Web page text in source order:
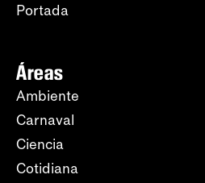
Portada
Áreas
Ambiente
Carnaval
Ciencia
Cotidiana